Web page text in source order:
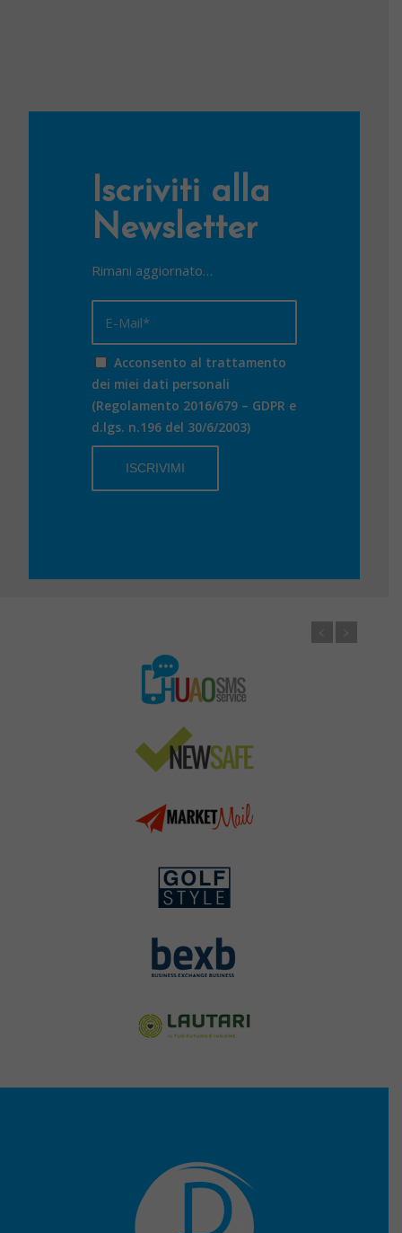
Iscriviti alla
Newsletter
Rimani aggiornato…
Acconsento al trattamento
dei miei dati personali
(Regolamento 2016/679 – GDPR e
d.lgs. n.196 del 30/6/2003)